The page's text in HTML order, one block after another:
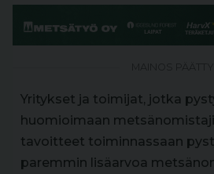
Yritykset ja toimijat, jotka
huomioimaan
tavoitteet toiminnassaan
paremmin lisäarvoa